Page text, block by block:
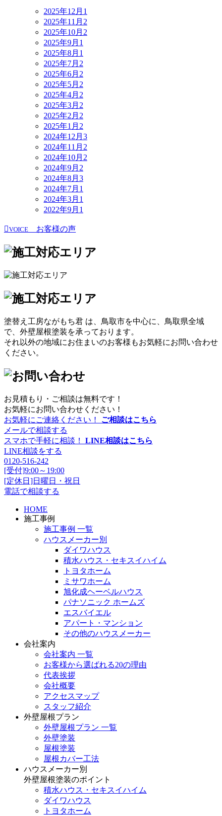
2025年12月 1
2025年11月 2
2025年10月 2
2025年9月 1
2025年8月 1
2025年7月 2
2025年6月 2
2025年5月 2
2025年4月 2
2025年3月 2
2025年2月 2
2025年1月 2
2024年12月 3
2024年11月 2
2024年10月 2
2024年9月 2
2024年8月 3
2024年7月 1
2024年3月 1
2022年9月 1
VOICE お客様の声
塗替え工房ながもち君 は、鳥取市を中心に、鳥取県全域
で、外壁屋根塗装を承っております。
それ以外の地域にお住まいのお客様もお気軽にお問い合わせ
ください。
お見積もり・ご相談は無料です！
お気軽にお問い合わせください！
お気軽にご連絡ください！ ご相談はこちら
メールで相談する
スマホで手軽に相談！ LINE相談はこちら
LINE相談をする
0120-516-242
[受付]9:00～19:00
[定休日]日曜日・祝日
電話で相談する
HOME
施工事例
施工事例 一覧
ハウスメーカー別
ダイワハウス
積水ハウス・セキスイハイム
トヨタホーム
ミサワホーム
旭化成ヘーベルハウス
パナソニック ホームズ
エスバイエル
アパート・マンション
その他のハウスメーカー
会社案内
会社案内 一覧
お客様から選ばれる20の理由
代表挨拶
会社概要
アクセスマップ
スタッフ紹介
外壁屋根プラン
外壁屋根プラン 一覧
外壁塗装
屋根塗装
屋根カバー工法
ハウスメーカー別
外壁屋根塗装のポイント
積水ハウス・セキスイハイム
ダイワハウス
トヨタホーム